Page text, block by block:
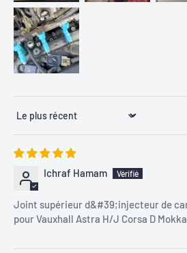
Sort by
Ichraf Hamam
Joint supérieur d&#39;injecteur de
pour Vauxhall Astra H/J Corsa D Mokka